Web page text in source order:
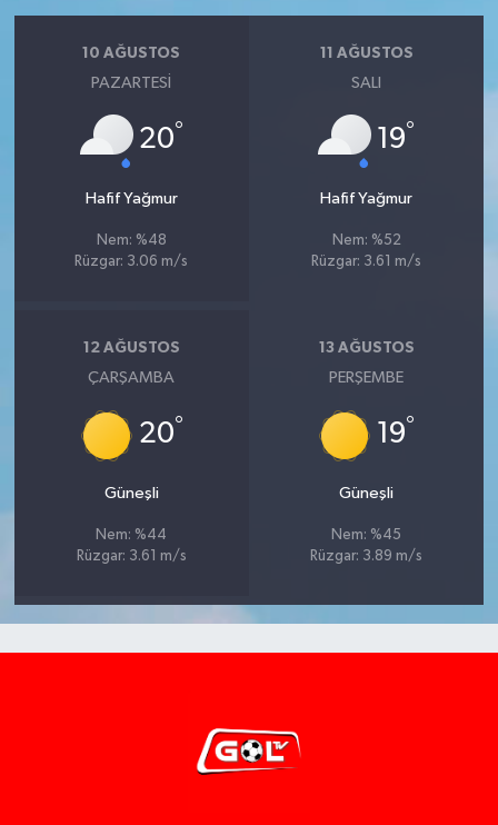
10 AĞUSTOS
PAZARTESI
20°
Hafif Yağmur
Nem: %48
Rüzgar: 3.06 m/s
11 AĞUSTOS
SALI
19°
Hafif Yağmur
Nem: %52
Rüzgar: 3.61 m/s
12 AĞUSTOS
ÇARŞAMBA
20°
Güneşli
Nem: %44
Rüzgar: 3.61 m/s
13 AĞUSTOS
PERŞEMBE
19°
Güneşli
Nem: %45
Rüzgar: 3.89 m/s